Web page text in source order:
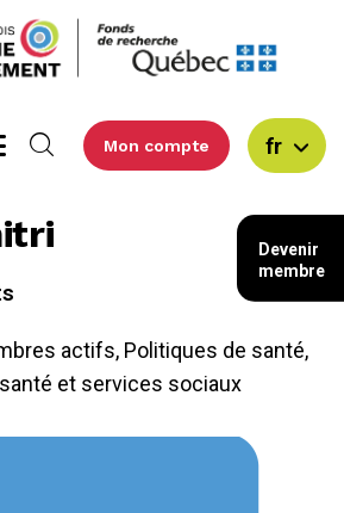
Mon compte fr
actifs, Politiques de santé,
et services sociaux
Devenir
membre